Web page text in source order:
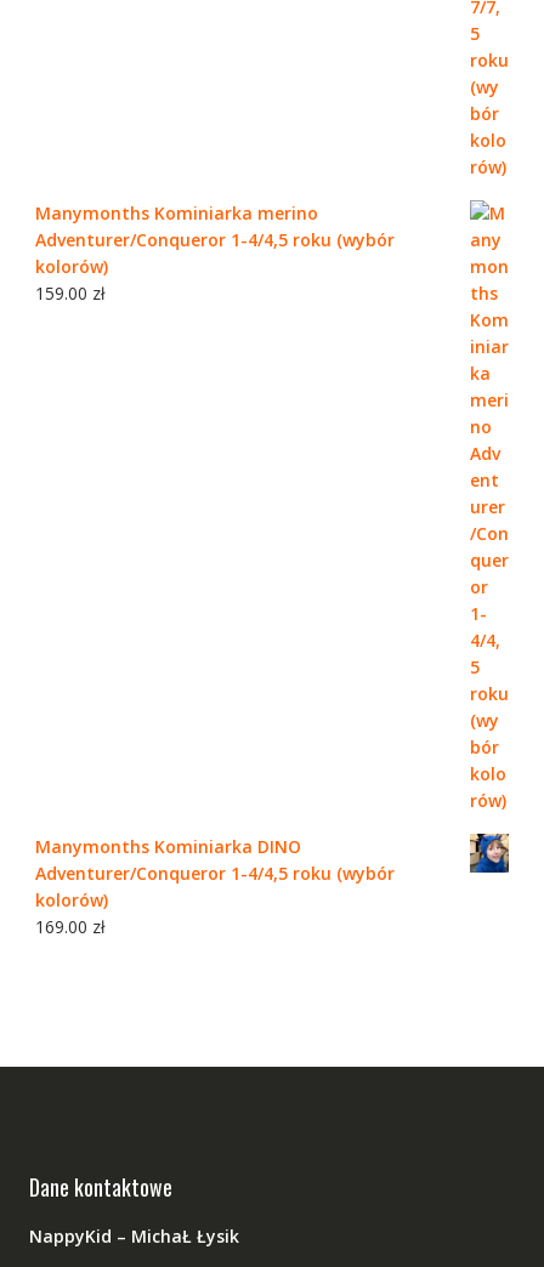
Manymonths Kominiarka merino
Adventurer/Conqueror 1-4/4,5 roku (wybór
kolorów)
159.00 zł
Manymonths Kominiarka DINO
Adventurer/Conqueror 1-4/4,5 roku (wybór
kolorów)
169.00 zł
Dane kontaktowe
NappyKid – MichaŁ Łysik